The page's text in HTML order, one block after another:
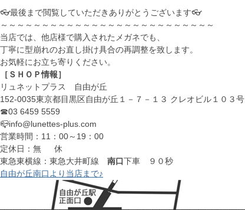
👓最後まで閲覧していただきありがとうございます👓
～～～～～～～～～～～～～～～～～～～～～～～～～～
当店では、他店様で購入されたメガネでも、
丁寧に型崩れのお直し掛け具合の再調整を致します。
お気軽にお立ち寄りください。
［ＳＨＯＰ情報］
リュネットプラス 自由が丘
152-0035東京都目黒区自由が丘１－７－１３ クレオビル１０３号
☎03 6459 5559
📪info@lunettes-plus.com
営業時間：11：00～19：00
定休日：無 休
東急東横線：東急大井町線 南口下車 ９０秒
自由が丘南口より当店まで♪